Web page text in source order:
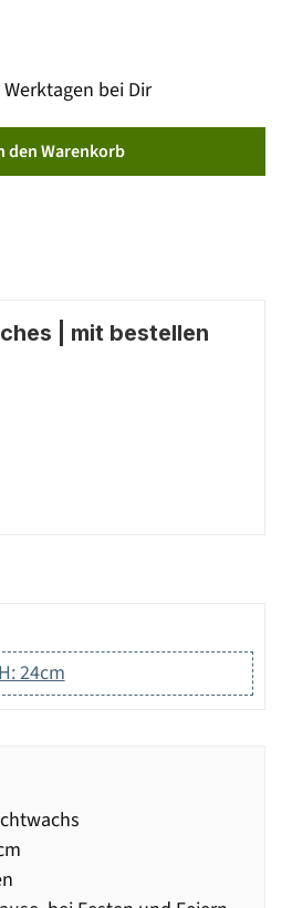
bei Dir
den Warenkorb
| mit bestellen
24cm